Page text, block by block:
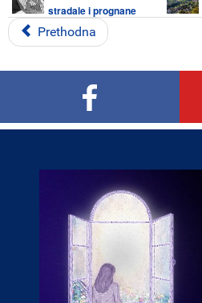
stradale i prognane
Srbe u operaciji "Oluja"
Prethodna